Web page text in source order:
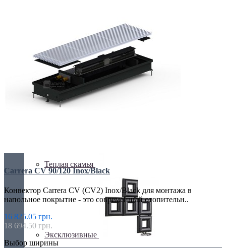
С зеркалом
Теплая скамья
Эксклюзивные
Carrera CV 90/120 Inox/Black
Конвектор Carrera CV (CV2) Inox/Black для монтажа в
напольное покрытие - это современный отопительн..
16 825.05 грн.
18 694.50 грн.
Выбор ширины